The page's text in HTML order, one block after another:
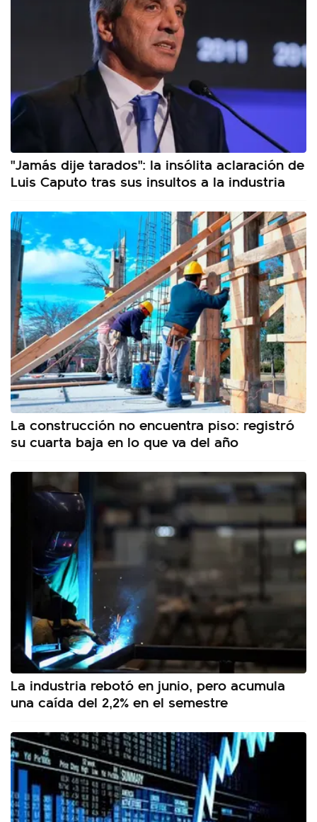
"Jamás dije tarados": la insólita aclaración de
Luis Caputo tras sus insultos a la industria
La construcción no encuentra piso: registró
su cuarta baja en lo que va del año
La industria rebotó en junio, pero acumula
una caída del 2,2% en el semestre